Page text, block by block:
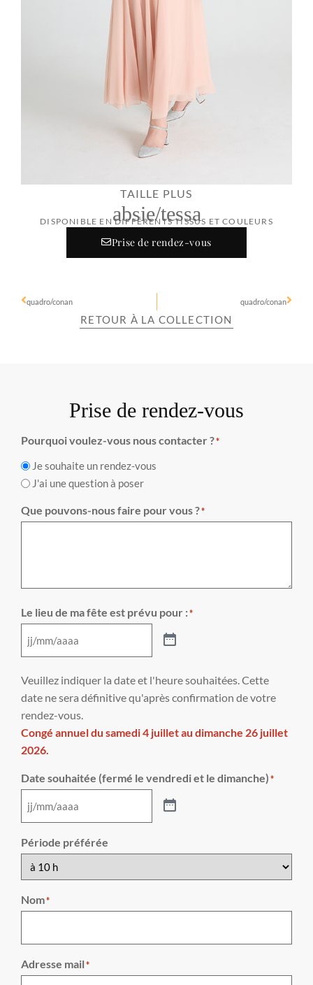
TAILLE PLUS
absie/tessa
DISPONIBLE EN DIFFÉRENTS TISSUS ET COULEURS
Prise de rendez-vous
quadro/conan quadro/conan
RETOUR À LA COLLECTION
Prise de rendez-vous
Pourquoi voulez-vous nous contacter ?*
Je souhaite un rendez-vous
J'ai une question à poser
Que pouvons-nous faire pour vous ?*
Le lieu de ma fête est prévu pour :*
Veuillez indiquer la date et l'heure souhaitées. Cette
date ne sera définitive qu'après confirmation de votre
rendez-vous.
Congé annuel du samedi 4 juillet au dimanche 26 juillet
2026.
Date souhaitée (fermé le vendredi et le dimanche)*
Période préférée
Nom*
Adresse mail*